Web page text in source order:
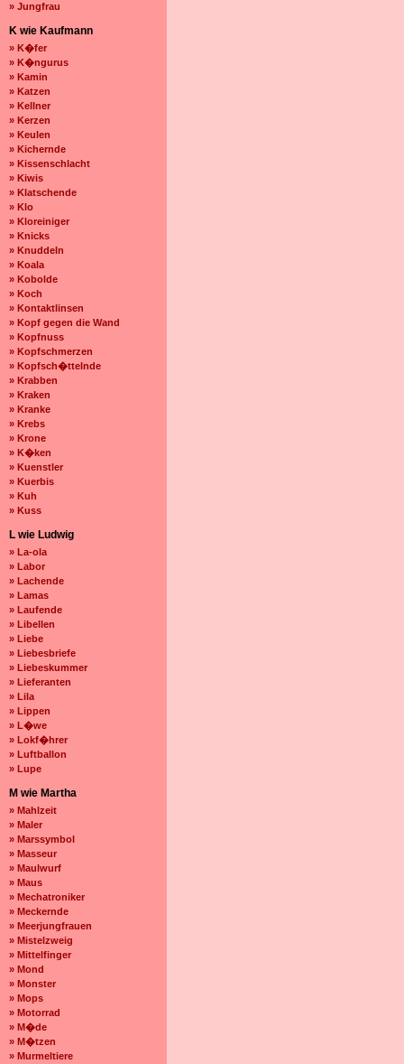
» Jungfrau
K wie Kaufmann
» K�fer
» K�ngurus
» Kamin
» Katzen
» Kellner
» Kerzen
» Keulen
» Kichernde
» Kissenschlacht
» Kiwis
» Klatschende
» Klo
» Kloreiniger
» Knicks
» Knuddeln
» Koala
» Kobolde
» Koch
» Kontaktlinsen
» Kopf gegen die Wand
» Kopfnuss
» Kopfschmerzen
» Kopfsch�ttelnde
» Krabben
» Kraken
» Kranke
» Krebs
» Krone
» K�ken
» Kuenstler
» Kuerbis
» Kuh
» Kuss
L wie Ludwig
» La-ola
» Labor
» Lachende
» Lamas
» Laufende
» Libellen
» Liebe
» Liebesbriefe
» Liebeskummer
» Lieferanten
» Lila
» Lippen
» L�we
» Lokf�hrer
» Luftballon
» Lupe
M wie Martha
» Mahlzeit
» Maler
» Marssymbol
» Masseur
» Maulwurf
» Maus
» Mechatroniker
» Meckernde
» Meerjungfrauen
» Mistelzweig
» Mittelfinger
» Mond
» Monster
» Mops
» Motorrad
» M�de
» M�tzen
» Murmeltiere